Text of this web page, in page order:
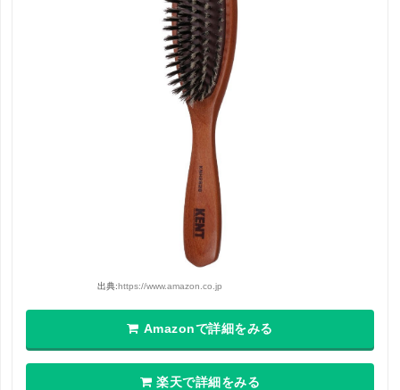
出典:https://www.amazon.co.jp
Amazonで詳細をみる
楽天で詳細をみる